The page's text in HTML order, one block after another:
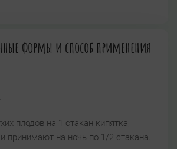
формы и способ применения
плодов на 1 стакан кипятка,
принимают на ночь по 1/2 стакана.